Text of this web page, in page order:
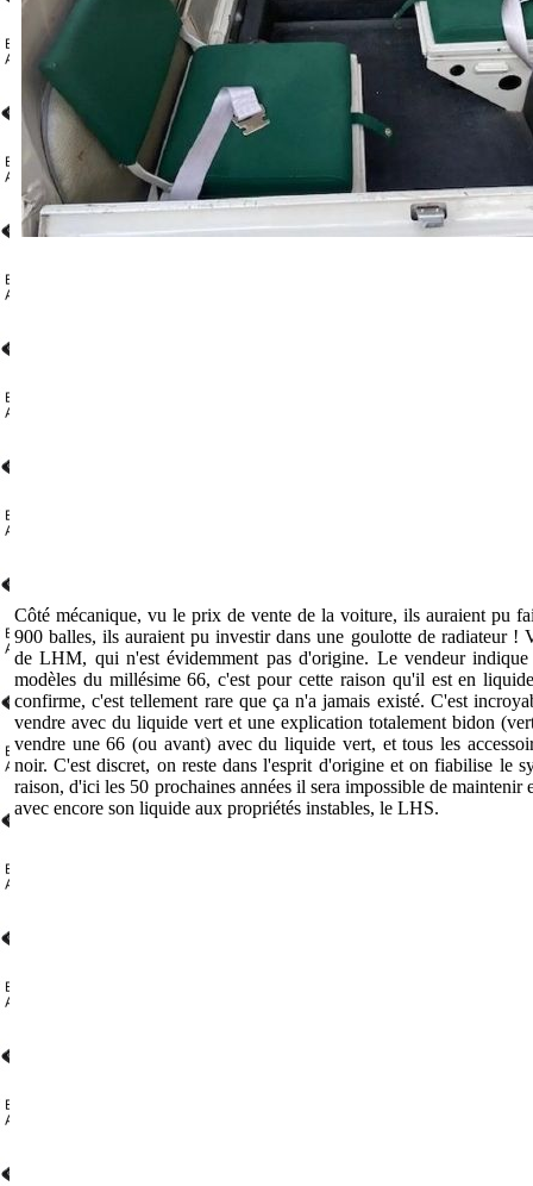
Côté mécanique, vu le prix de vente de la voiture, ils auraient pu
900 balles, ils auraient pu investir dans une goulotte de radiateur !
de LHM, qui n'est évidemment pas d'origine. Le vendeur indique
modèles du millésime 66, c'est pour cette raison qu'il est en
confirme, c'est tellement rare que ça n'a jamais existé. C'est
vendre avec du liquide vert et une explication totalement bidon
vendre une 66 (ou avant) avec du liquide vert, et tous les
noir. C'est discret, on reste dans l'esprit d'origine et on fiabilise le
raison, d'ici les 50 prochaines années il sera impossible de maintenir
avec encore son liquide aux propriétés instables, le LHS.